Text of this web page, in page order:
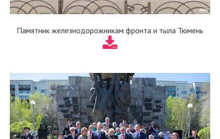
Памятник железнодорожникам фронта и тыла Тюмень